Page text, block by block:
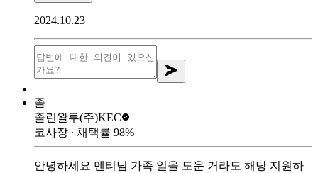
2024.10.23
졸
졸린왈루(주)KEC
코사장 ∙ 채택률 98%
안녕하세요 멘티님 가족 일을 도운 거라도 해당 지원하